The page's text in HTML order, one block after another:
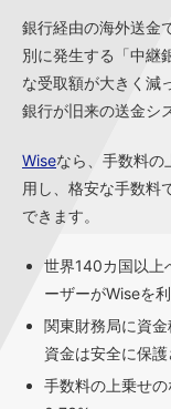
銀行経由の海外送金
別に発生する「中継
な受取額が大きく減
銀行が旧来の送金シ
Wiseなら、手数料の
用し、格安な手数料
できます。
世界140カ国以上
ーザーがWiseを利
関東財務局に資
資金は安全に保護
手数料の上乗せ